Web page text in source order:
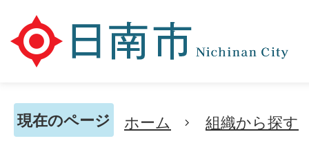
現在のページ ホーム 組織から探す